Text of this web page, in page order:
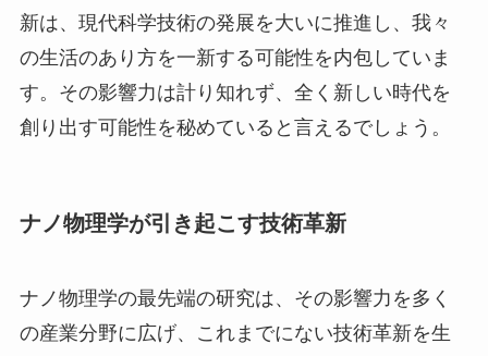
新は、現代科学技術の発展を大いに推進し、我々
の生活のあり方を一新する可能性を内包していま
す。その影響力は計り知れず、全く新しい時代を
創り出す可能性を秘めていると言えるでしょう。
ナノ物理学が引き起こす技術革新
ナノ物理学の最先端の研究は、その影響力を多く
の産業分野に広げ、これまでにない技術革新を生